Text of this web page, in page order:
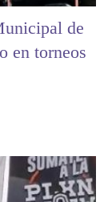
de
en torneos